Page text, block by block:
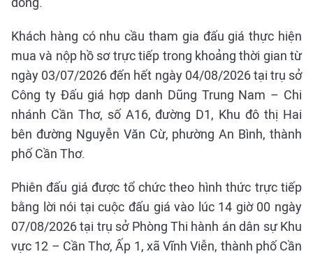
Khách hàng có nhu cầu tham gia đấu giá thực hiện
mua và nộp hồ sơ trực tiếp trong khoảng thời gian từ
ngày 03/07/2026 đến hết ngày 04/08/2026 tại trụ sở
Công ty Đấu giá hợp danh Dũng Trung Nam – Chi
nhánh Cần Thơ, số A16, đường D1, Khu đô thị Hai
bên đường Nguyễn Văn Cừ, phường An Bình, thành
phố Cần Thơ.
Phiên đấu giá được tổ chức theo hình thức trực tiếp
bằng lời nói tại cuộc đấu giá vào lúc 14 giờ 00 ngày
07/08/2026 tại trụ sở Phòng Thi hành án dân sự Khu
vực 12 – Cần Thơ, Ấp 1, xã Vĩnh Viễn, thành phố Cần